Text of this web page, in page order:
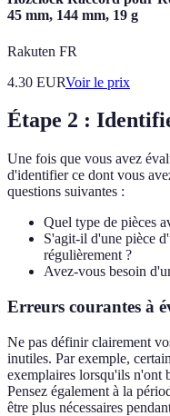
45 mm, 144 mm, 19 g
Rakuten FR
4.30 EURVoir le prix
Étape 2 :
Une fois que vous avez
d'identifier ce dont vous
questions suivantes :
Quel type de pièces
S'agit-il d'une pièce
régulièrement ?
Avez-vous besoin
Erreurs courantes à
Ne pas définir clairement
inutiles. Par exemple,
exemplaires lorsqu'ils n'ont
Pensez également à la
être plus nécessaires